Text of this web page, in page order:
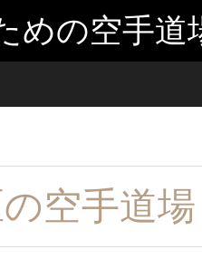
めの空手道
空手道場